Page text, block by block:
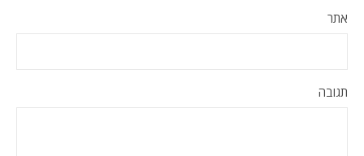
אתר
תגובה